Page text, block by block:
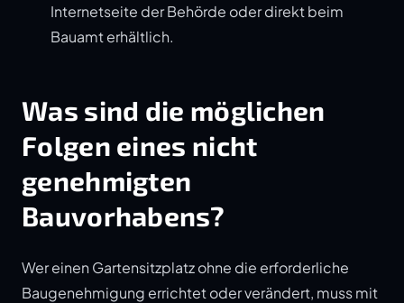
Internetseite der Behörde oder direkt beim
Bauamt erhältlich.
Was sind die möglichen
Folgen eines nicht
genehmigten
Bauvorhabens?
Wer einen Gartensitzplatz ohne die erforderliche
Baugenehmigung errichtet oder verändert, muss mit